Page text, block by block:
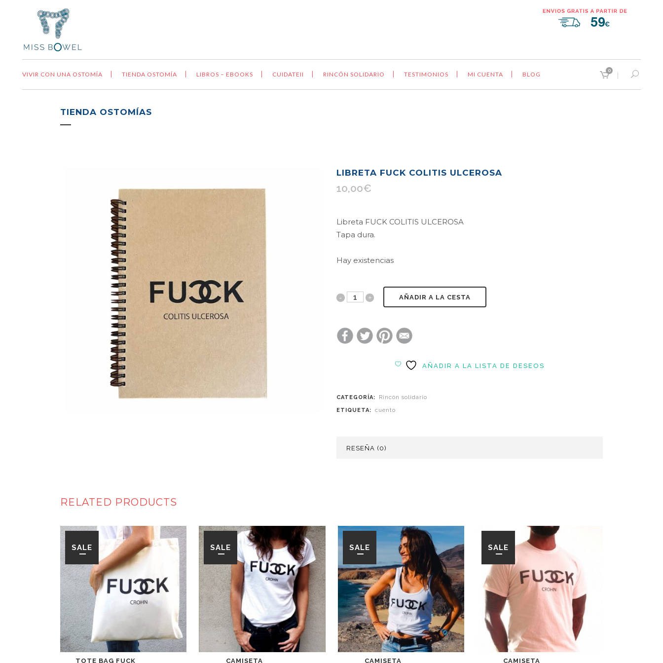
VIVIR CON UNA OSTOMÍA TIENDA OSTOMÍA LIBROS – EBOOKS CUIDATEII RINCÓN SOLIDARIO TESTIMONIOS MI CUENTA BLOG
0
TIENDA OSTOMÍAS
LIBRETA FUCK COLITIS ULCEROSA
10,00€
Libreta FUCK COLITIS ULCEROSA
Tapa dura.
Hay existencias
AÑADIR A LA CESTA
AÑADIR A LA LISTA DE DESEOS
CATEGORÍA:
Rincón solidario
ETIQUETA:
cuento
RESEÑA (0)
RELATED PRODUCTS
SALE
TOTE BAG FUCK
SALE
CAMISETA
SALE
CAMISETA
SALE
CAMISETA